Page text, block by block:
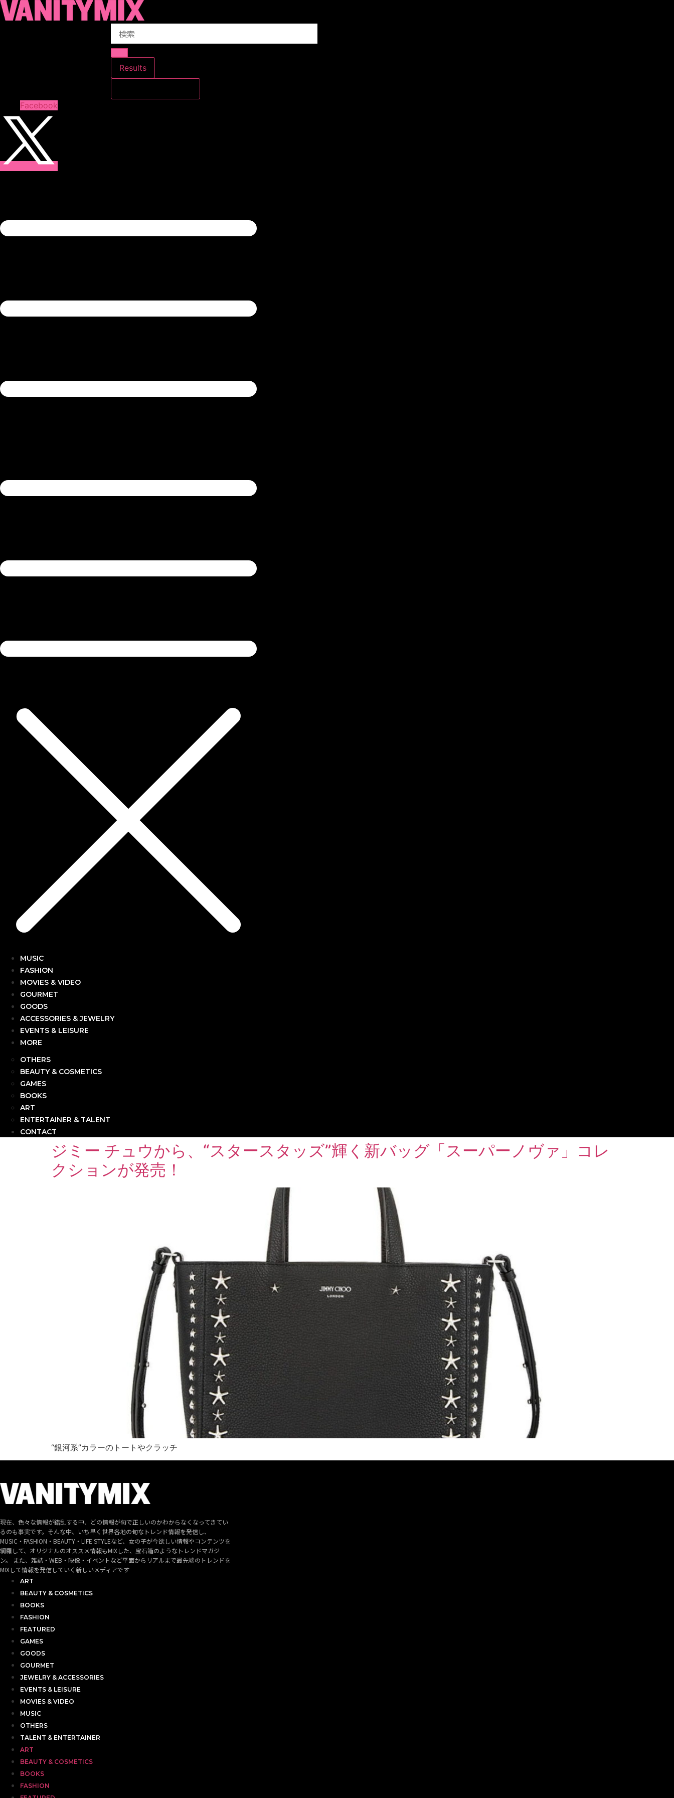
コ
ン
プ
Search
Results
Facebook
MUSIC
FASHION
MOVIES & VIDEO
GOURMET
GOODS
ACCESSORIES & JEWELRY
EVENTS & LEISURE
MORE
OTHERS
BEAUTY & COSMETICS
GAMES
BOOKS
ART
ENTERTAINER & TALENT
CONTACT
ジミー チュウから、“スタースタッズ”輝く新バッグ「スーパーノヴァ」コレ
クションが発売！
“銀河系”カラーのトートやクラッチ
現在、色々な情報が錯乱する中、どの情報が旬で正しいのかわからなくなってきてい
るのも事実です。そんな中、いち早く世界各地の旬なトレンド情報を発信し、
MUSIC・FASHION・BEAUTY・LIFE STYLEなど、女の子が今欲しい情報やコンテンツを
網羅して、オリジナルのオススメ情報もMIXした、宝石箱のようなトレンドマガジ
ン。 また、雑誌・WEB・映像・イベントなど平面からリアルまで最先端のトレンドを
MIXして情報を発信していく新しいメディアです
ART
BEAUTY & COSMETICS
BOOKS
FASHION
FEATURED
GAMES
GOODS
GOURMET
JEWELRY & ACCESSORIES
EVENTS & LEISURE
MOVIES & VIDEO
MUSIC
OTHERS
TALENT & ENTERTAINER
ART
BEAUTY & COSMETICS
BOOKS
FASHION